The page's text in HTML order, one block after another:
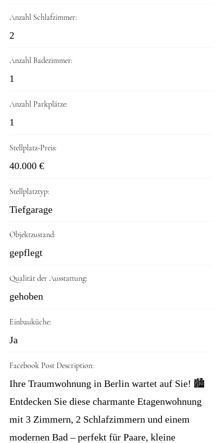
Anzahl Schlafzimmer:
2
Anzahl Badezimmer:
1
Anzahl Parkplätze:
1
Stellplatz-Preis:
40.000 €
Stellplatztyp:
Tiefgarage
Objektzustand:
gepflegt
Qualität der Ausstattung:
gehoben
Einbauküche:
Ja
Facebook Post Description:
Ihre Traumwohnung in Berlin wartet auf Sie! 🏙️
Entdecken Sie diese charmante Etagenwohnung
mit 3 Zimmern, 2 Schlafzimmern und einem
modernen Bad – perfekt für Paare, kleine